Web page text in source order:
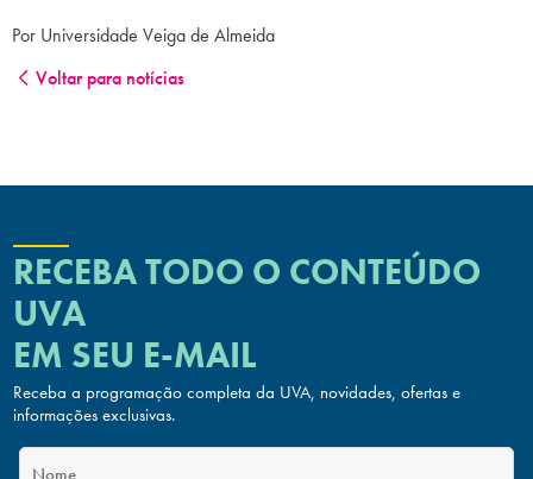
Por Universidade Veiga de Almeida
Voltar para notícias
RECEBA TODO O CONTEÚDO
UVA
EM SEU E-MAIL
Receba a programação completa da UVA, novidades, ofertas e
informações exclusivas.